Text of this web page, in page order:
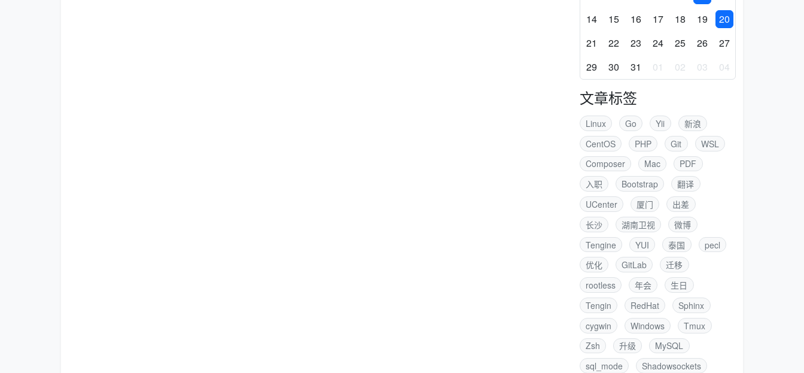
14
15 16 17 18 19
20
21
22 23 24 25 26
27
29
30 31 01 02 03 04
文章标签
Linux Go Yii
新浪
CentOS
PHP Git
WSL
Composer
Mac
PDF
入职
Bootstrap
翻译
UCenter
厦门
出差
长沙
湖南卫视
微博
Tengine
YUI 泰国
pecl
优化
GitLab
迁移
rootless
年会
生日
Tengin
RedHat
Sphinx
cygwin
Windows
Tmux
Zsh
升级
MySQL
sql_mode
Shadowsockets